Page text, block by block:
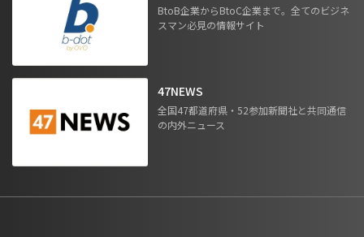
BtoB企業からBtoC企業まで。全てのビジネ
スマン必見の情報サイト
47NEWS
全国47都道府県・52参加新聞社と共同通信
の内外ニュース